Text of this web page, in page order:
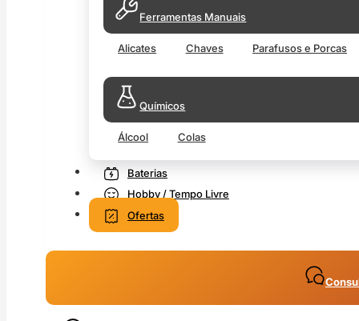
Ferramentas Manuais
Alicates Chaves Parafusos e Porcas
Químicos
Álcool Colas
Baterias
Hobby / Tempo Livre
Ofertas